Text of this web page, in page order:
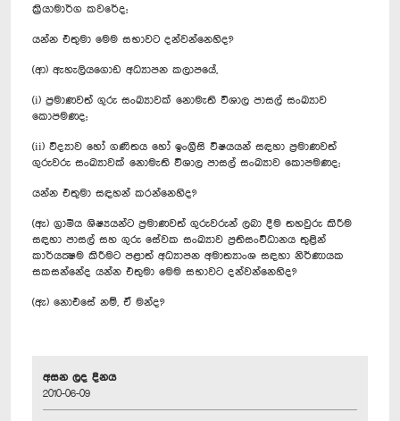
ක්‍රියාමාර්ග කවරේද;
යන්න එතුමා මෙම සභාවට දන්වන්නෙහිද?
(ආ) ඇහැලියගොඩ අධ්‍යාපන කලාපයේ,
(i) ප්‍රමාණවත් ගුරු සංඛ්‍යාවක් නොමැති විශාල පාසල් සංඛ්‍යාව
කොපමණද;
(ii) විද්‍යාව හෝ ගණිතය හෝ ඉංග්‍රීසි විෂයයන් සඳහා ප්‍රමාණවත්
ගුරුවරු සංඛ්‍යාවක් නොමැති විශාල පාසල් සංඛ්‍යාව කොපමණද;
යන්න එතුමා සඳහන් කරන්නෙහිද?
(ඇ) ග්‍රාමීය ශිෂ්‍යයන්ට ප්‍රමාණවත් ගුරුවරුන් ලබා දීම තහවුරු කිරීම
සඳහා පාසල් සහ ගුරු සේවක සංඛ්‍යාව ප්‍රතිසංවිධානය තුළින්
කාර්යක්‍ෂම කිරීමට පළාත් අධ්‍යාපන අමාත්‍යාංශ සඳහා නිර්ණායක
සකසන්නේද යන්න එතුමා මෙම සභාවට දන්වන්නෙහිද?
(ඇ) නොඑසේ නම්, ඒ මන්ද?‍‍
අසන ලද දිනය
2010-06-09